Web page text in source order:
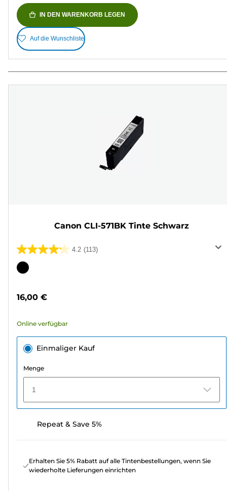
IN DEN WARENKORB LEGEN
Auf die Wunschliste
Canon CLI-571BK Tinte Schwarz
4.2 (113)
4.2
von
113
Farbpatrone
16,00 €
Online verfügbar
Einmaliger Kauf
Menge
1
Repeat & Save 5%
Erhalten Sie 5% Rabatt auf alle Tintenbestellungen, wenn Sie
wiederholte Lieferungen einrichten